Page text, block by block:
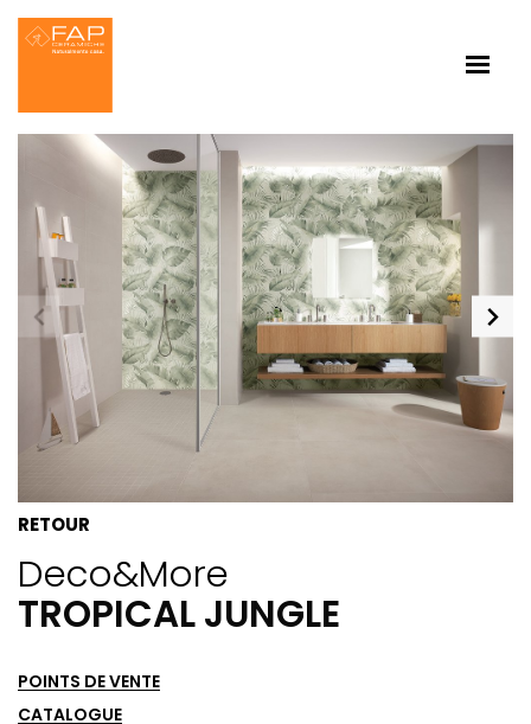
RETOUR
Deco&more
TROPICAL JUNGLE
POINTS DE VENTE
CATALOGUE